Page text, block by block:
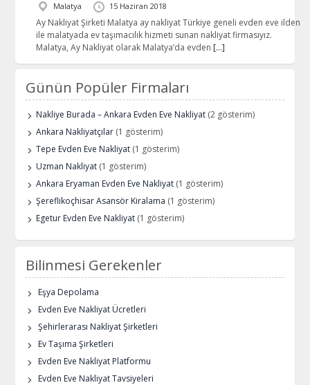
Malatya 15 Haziran 2018
Ay Nakliyat Şirketi Malatya ay nakliyat Türkiye geneli evden eve ilden
ile malatyada ev taşımacılık hizmeti sunan nakliyat firmasıyız.
Malatya, Ay Nakliyat olarak Malatya’da evden […]
Günün Popüler Firmaları
Nakliye Burada – Ankara Evden Eve Nakliyat (2 gösterim)
Ankara Nakliyatçılar (1 gösterim)
Tepe Evden Eve Nakliyat (1 gösterim)
Uzman Nakliyat (1 gösterim)
Ankara Eryaman Evden Eve Nakliyat (1 gösterim)
Şereflikoçhisar Asansör Kiralama (1 gösterim)
Egetur Evden Eve Nakliyat (1 gösterim)
Bilinmesi Gerekenler
Eşya Depolama
Evden Eve Nakliyat Ücretleri
Şehirlerarası Nakliyat Şirketleri
Ev Taşıma Şirketleri
Evden Eve Nakliyat Platformu
Evden Eve Nakliyat Tavsiyeleri